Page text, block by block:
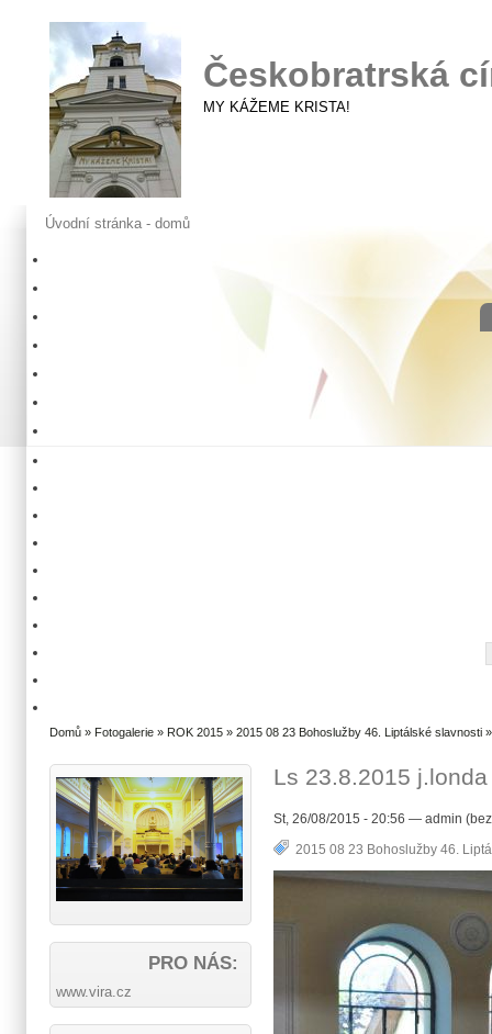
Českobratrská
MY KÁŽEME KRISTA!
Úvodní stránka - domů
Domů » Fotogalerie » ROK 2015 » 2015 08 23 Bohoslužby 46. Liptálské slavnosti
Ls 23.8.2015
St, 26/08/2015 - 20:56 — admin
2015 08 23 Bohoslužby 46.
PRO NÁS:
www.vira.cz